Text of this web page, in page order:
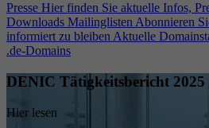
Presse Hier finden Sie aktuelle Infos,
Downloads Mailinglisten Abonnieren
informiert zu bleiben Aktuelle
.de-Domains
DENIC Tätigkeitsbericht 2025
Hier lesen